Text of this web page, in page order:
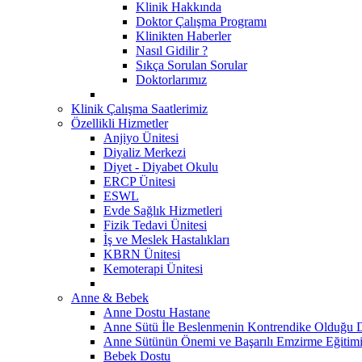
Klinik Hakkında
Doktor Çalışma Programı
Klinikten Haberler
Nasıl Gidilir ?
Sıkça Sorulan Sorular
Doktorlarımız
Klinik Çalışma Saatlerimiz
Özellikli Hizmetler
Anjiyo Ünitesi
Diyaliz Merkezi
Diyet - Diyabet Okulu
ERCP Ünitesi
ESWL
Evde Sağlık Hizmetleri
Fizik Tedavi Ünitesi
İş ve Meslek Hastalıkları
KBRN Ünitesi
Kemoterapi Ünitesi
Anne & Bebek
Anne Dostu Hastane
Anne Sütü İle Beslenmenin Kontrendike Olduğu
Anne Sütünün Önemi ve Başarılı Emzirme Eğitimi
Bebek Dostu